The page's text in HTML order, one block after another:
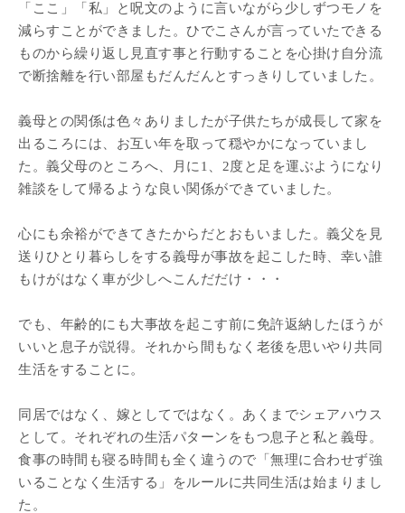
「ここ」「私」と呪文のように言いながら少しずつモノを
減らすことができました。ひでこさんが言っていたできる
ものから繰り返し見直す事と行動することを心掛け自分流
で断捨離を行い部屋もだんだんとすっきりしていました。
義母との関係は色々ありましたが子供たちが成長して家を
出るころには、お互い年を取って穏やかになっていまし
た。義父母のところへ、月に1、2度と足を運ぶようになり
雑談をして帰るような良い関係ができていました。
心にも余裕ができてきたからだとおもいました。義父を見
送りひとり暮らしをする義母が事故を起こした時、幸い誰
もけがはなく車が少しへこんだだけ・・・
でも、年齢的にも大事故を起こす前に免許返納したほうが
いいと息子が説得。それから間もなく老後を思いやり共同
生活をすることに。
同居ではなく、嫁としてではなく。あくまでシェアハウス
として。それぞれの生活パターンをもつ息子と私と義母。
食事の時間も寝る時間も全く違うので「無理に合わせず強
いることなく生活する」をルールに共同生活は始まりまし
た。